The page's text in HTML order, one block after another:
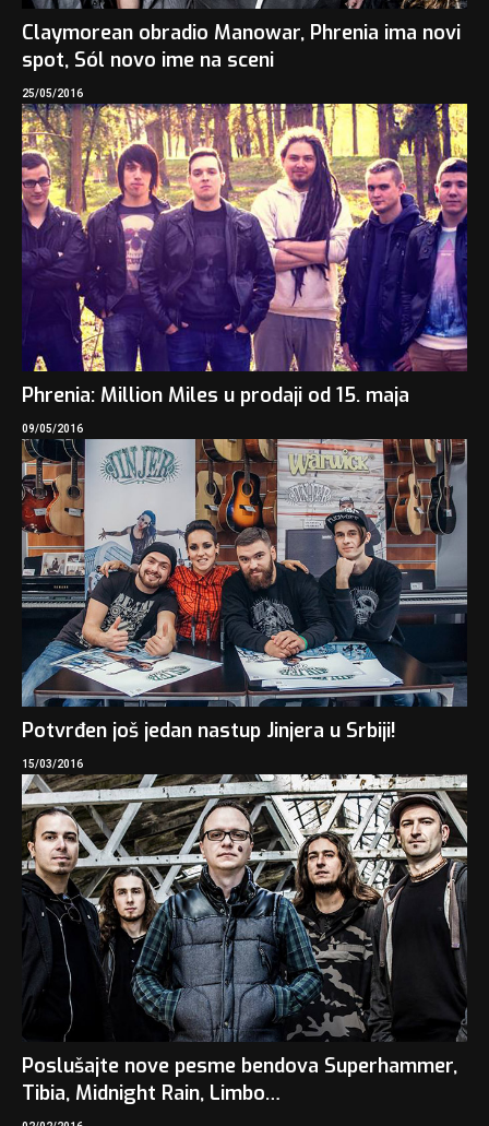
Claymorean obradio Manowar, Phrenia ima novi
spot, Sól novo ime na sceni
25/05/2016
Phrenia: Million Miles u prodaji od 15. maja
09/05/2016
Potvrđen još jedan nastup Jinjera u Srbiji!
15/03/2016
Poslušajte nove pesme bendova Superhammer,
Tibia, Midnight Rain, Limbo…